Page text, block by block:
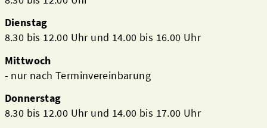
Dienstag
8.30 bis 12.00 Uhr und 14.00 bis 16.00 Uhr
Mittwoch
- nur nach Terminvereinbarung
Donnerstag
8.30 bis 12.00 Uhr und 14.00 bis 17.00 Uhr